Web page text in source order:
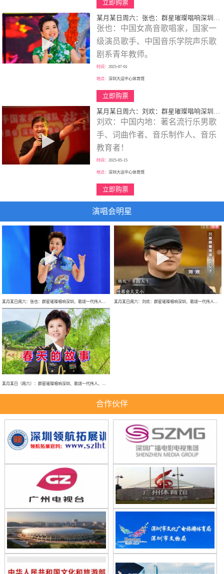
立即购票
某月某日周六：张也：群星璀璨唱响深圳、歌颂一代伟人、走进新时代、巡回大型演唱会！
张也：中国女高音歌唱家，国家一
级演员歌手、中国音乐学院声乐歌
剧系青年教师。
时间：2025-07-01
地点：深圳大运中心体育馆
立即购票
某月某日周六：刘欢：群星璀璨唱响深圳、歌颂一代伟人、巡回大型演唱会！
刘欢：中国内地：著名流行乐男歌
手、词曲作者、音乐制作人、音乐
教育者！
时间：2025-05-15
地点：深圳大运中心体育馆
立即购票
演唱会明星
合作伙伴